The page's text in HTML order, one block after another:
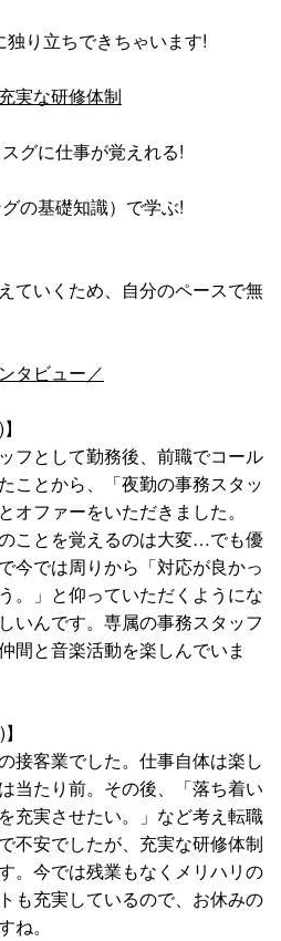
り立ちできちゃいます!
実な研修体制
グに仕事が覚えれる!
の基礎知識）で学ぶ!
ていくため、自分のペースで無
タビュー／
フとして勤務後、前職でコール
ことから、「夜勤の事務スタッ
オファーをいただきました。
ことを覚えるのは大変…でも優
今では周りから「対応が良かっ
。」と仰っていただくようにな
いんです。専属の事務スタッフ
間と音楽活動を楽しんでいま
接客業でした。仕事自体は楽し
当たり前。その後、「落ち着い
充実させたい。」など考え転職
不安でしたが、充実な研修体制
。今では残業もなくメリハリの
も充実しているので、お休みの
ね。